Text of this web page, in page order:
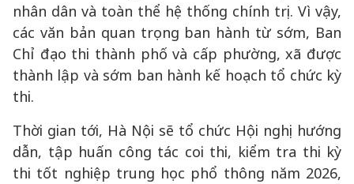
nhân dân và toàn thể hệ thống chính trị. Vì vậy,
các văn bản quan trọng ban hành từ sớm, Ban
Chỉ đạo thi thành phố và cấp phường, xã được
thành lập và sớm ban hành kế hoạch tổ chức kỳ
thi.
Thời gian tới, Hà Nội sẽ tổ chức Hội nghị hướng
dẫn, tập huấn công tác coi thi, kiểm tra thi kỳ
thi tốt nghiệp trung học phổ thông năm 2026,